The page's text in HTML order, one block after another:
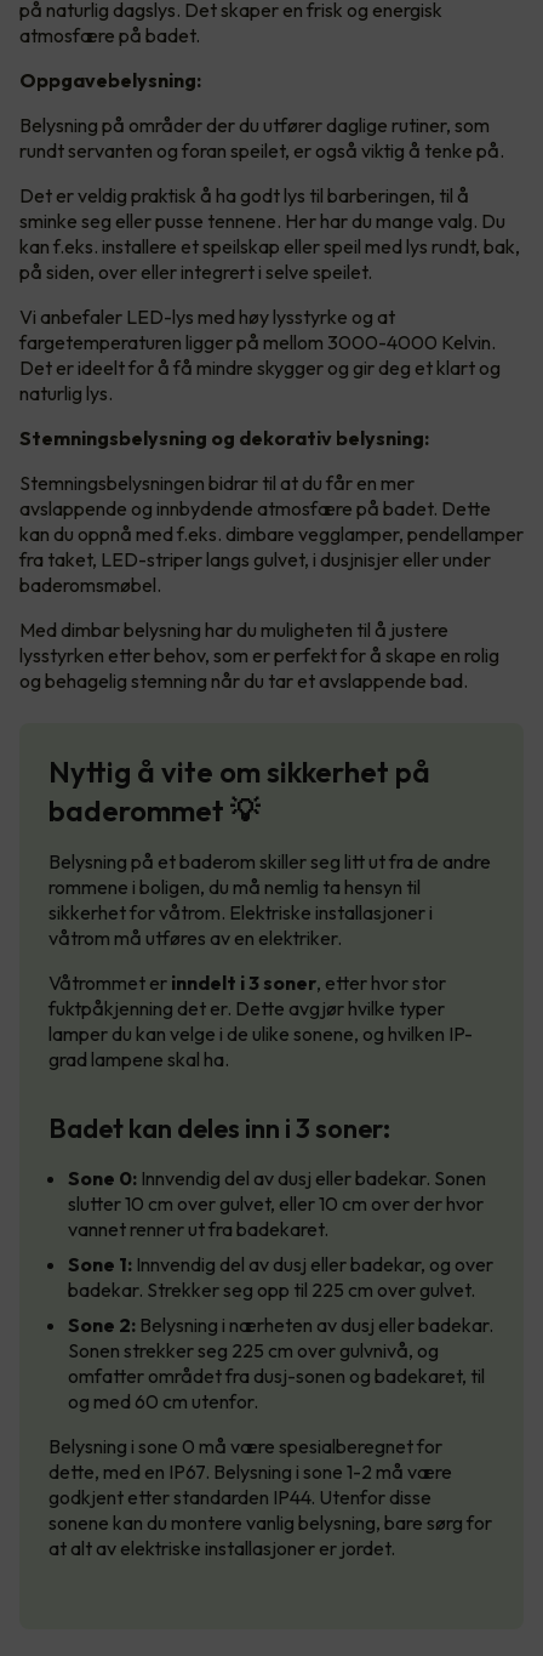
på naturlig dagslys. Det skaper en frisk og energisk
atmosfære på badet.
Oppgavebelysning:
Belysning på områder der du utfører daglige rutiner, som
rundt servanten og foran speilet, er også viktig å tenke på.
Det er veldig praktisk å ha godt lys til barberingen, til å
sminke seg eller pusse tennene. Her har du mange valg. Du
kan f.eks. installere et speilskap eller speil med lys rundt, bak,
på siden, over eller integrert i selve speilet.
Vi anbefaler LED-lys med høy lysstyrke og at
fargetemperaturen ligger på mellom 3000-4000 Kelvin.
Det er ideelt for å få mindre skygger og gir deg et klart og
naturlig lys.
Stemningsbelysning og dekorativ belysning:
Stemningsbelysningen bidrar til at du får en mer
avslappende og innbydende atmosfære på badet. Dette
kan du oppnå med f.eks. dimbare vegglamper, pendellamper
fra taket, LED-striper langs gulvet, i dusjnisjer eller under
baderomsmøbel.
Med dimbar belysning har du muligheten til å justere
lysstyrken etter behov, som er perfekt for å skape en rolig
og behagelig stemning når du tar et avslappende bad.
Nyttig å vite om sikkerhet på
baderommet 💡
Belysning på et baderom skiller seg litt ut fra de andre
rommene i boligen, du må nemlig ta hensyn til
sikkerhet for våtrom. Elektriske installasjoner i
våtrom må utføres av en elektriker.
Våtrommet er inndelt i 3 soner, etter hvor stor
fuktpåkjenning det er. Dette avgjør hvilke typer
lamper du kan velge i de ulike sonene, og hvilken IP-
grad lampene skal ha.
Badet kan deles inn i 3 soner:
Sone 0: Innvendig del av dusj eller badekar. Sonen
slutter 10 cm over gulvet, eller 10 cm over der hvor
vannet renner ut fra badekaret.
Sone 1: Innvendig del av dusj eller badekar, og over
badekar. Strekker seg opp til 225 cm over gulvet.
Sone 2: Belysning i nærheten av dusj eller badekar.
Sonen strekker seg 225 cm over gulvnivå, og
omfatter området fra dusj-sonen og badekaret, til
og med 60 cm utenfor.
Belysning i sone 0 må være spesialberegnet for
dette, med en IP67. Belysning i sone 1-2 må være
godkjent etter standarden IP44. Utenfor disse
sonene kan du montere vanlig belysning, bare sørg for
at alt av elektriske installasjoner er jordet.